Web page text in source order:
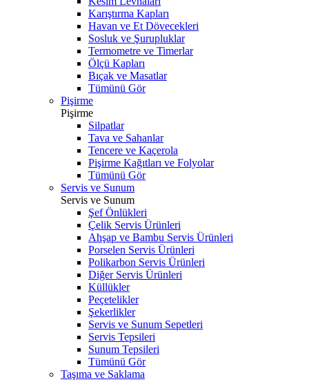
Karıştırma Kapları
Havan ve Et Dövecekleri
Sosluk ve Şurupluklar
Termometre ve Timerlar
Ölçü Kapları
Bıçak ve Masatlar
Tümünü Gör
Pişirme
Pişirme
Silpatlar
Tava ve Sahanlar
Tencere ve Kaçerola
Pişirme Kağıtları ve Folyolar
Tümünü Gör
Servis ve Sunum
Servis ve Sunum
Şef Önlükleri
Çelik Servis Ürünleri
Ahşap ve Bambu Servis Ürünleri
Porselen Servis Ürünleri
Polikarbon Servis Ürünleri
Diğer Servis Ürünleri
Küllükler
Peçetelikler
Şekerlikler
Servis ve Sunum Sepetleri
Servis Tepsileri
Sunum Tepsileri
Tümünü Gör
Taşıma ve Saklama